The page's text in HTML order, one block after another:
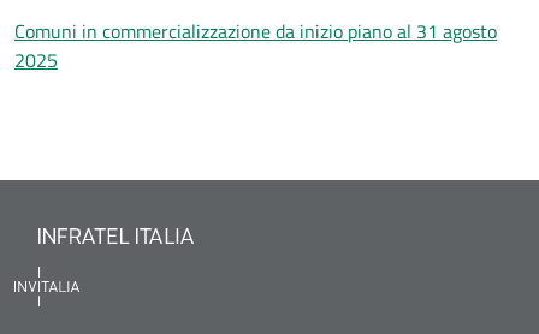
Comuni in commercializzazione da inizio piano al 31 agosto
2025